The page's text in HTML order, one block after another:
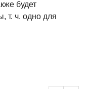
будет
т. ч. одно для